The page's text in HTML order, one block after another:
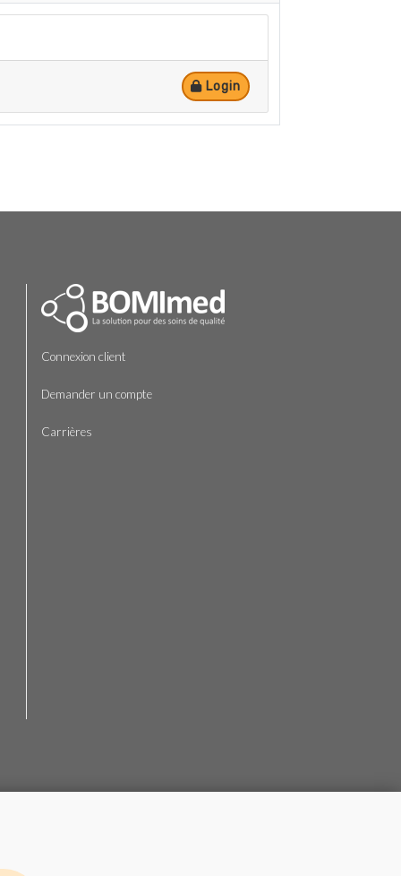
Login
Connexion client
Demander un compte
Carrières